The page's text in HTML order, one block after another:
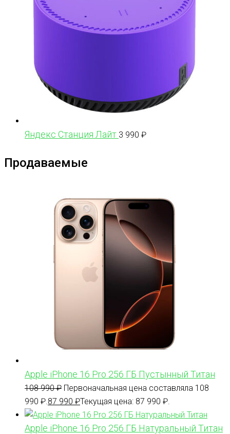
Яндекс Станция Лайт 3 990 ₽
Продаваемые
Apple iPhone 16 Pro 256 ГБ Пустынный Титан
108 990₽ Первоначальная цена составляла 108
990 ₽. 87 990 ₽Текущая цена: 87 990 ₽.
Apple iPhone 16 Pro 256 ГБ Натуральный Титан